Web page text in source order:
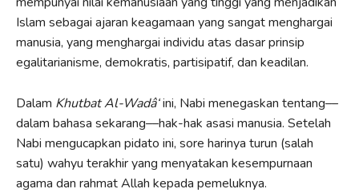
Islam sebagai ajaran keagamaan yang sangat menghargai
manusia, yang menghargai individu atas dasar prinsip
egalitarianisme, demokratis, partisipatif, dan keadilan.
Dalam Khutbat Al-Wadâ‘ini, Nabi menegaskan tentang––
dalam bahasa sekarang––hak-hak asasi manusia. Setelah
Nabi mengucapkan pidato ini, sore harinya turun (salah
satu) wahyu terakhir yang menyatakan kesempurnaan
agama dan rahmat Allah kepada pemeluknya.